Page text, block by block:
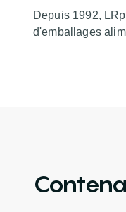
Depuis 1992,
d'emballages